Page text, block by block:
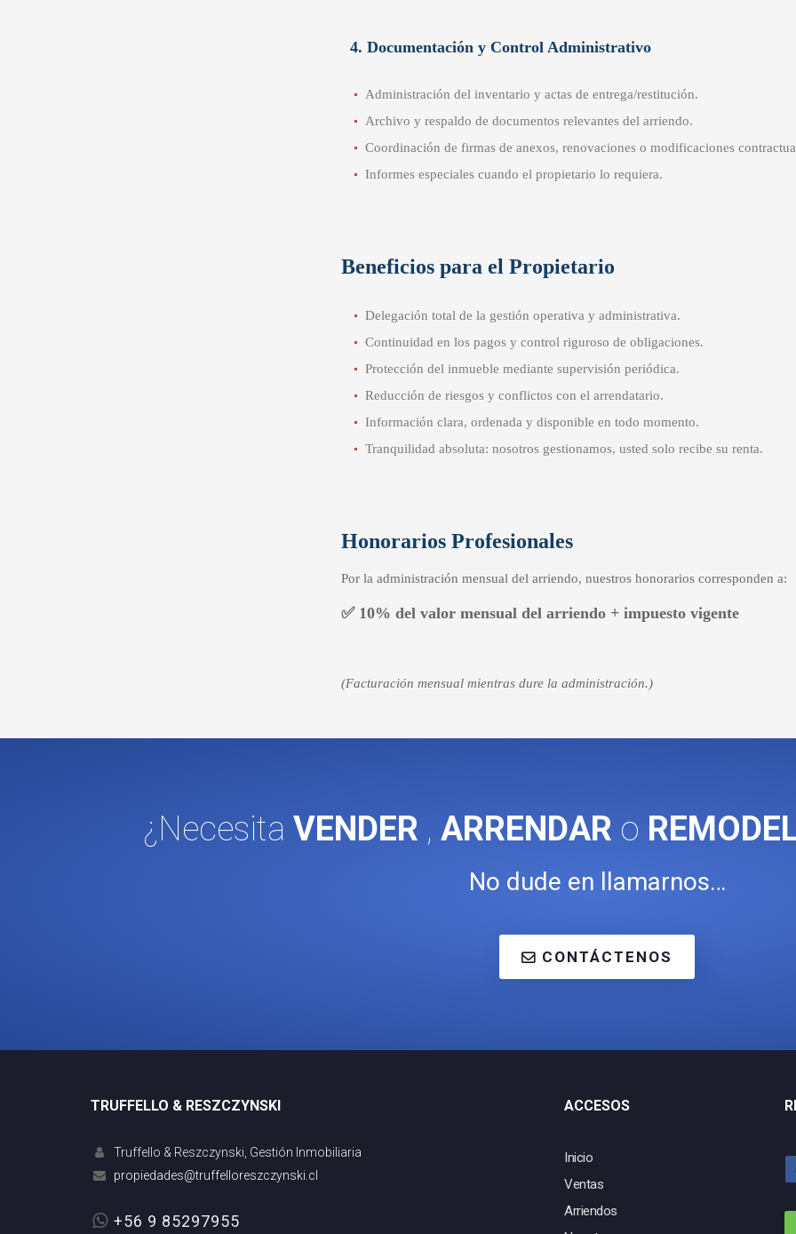
4. Documentación y Control Administrativo
Administración del inventario y actas de entrega/restitución.
Archivo y respaldo de documentos relevantes del arriendo.
Coordinación de firmas de anexos, renovaciones o modificaciones
Informes especiales cuando el propietario lo requiera.
Beneficios para el Propietario
Delegación total de la gestión operativa y administrativa.
Continuidad en los pagos y control riguroso de obligaciones.
Protección del inmueble mediante supervisión periódica.
Reducción de riesgos y conflictos con el arrendatario.
Información clara, ordenada y disponible en todo momento.
Tranquilidad absoluta: nosotros gestionamos, usted solo recibe su renta.
Honorarios Profesionales
Por la administración mensual del arriendo, nuestros honorarios corresponden a:
✅10% del valor mensual del arriendo + impuesto vigente
(Facturación mensual mientras dure la administración.)
¿Necesita VENDER , ARRENDAR o
No dude en llamarnos…
CONTÁCTENOS
TRUFFELLO & RESZCZYNSKI
Truffello & Reszczynski, Gestión Inmobiliaria
+56 9 85297955
ACCESOS
Inicio
Ventas
Arriendos